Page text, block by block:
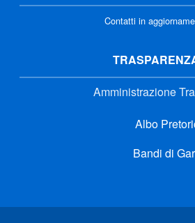
Contatti in
Amministrazione
Albo
Bandi di